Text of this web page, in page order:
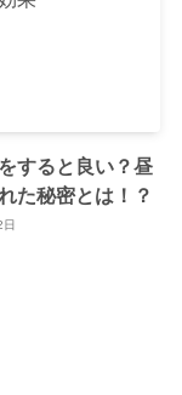
すると良い？昼
た秘密とは！？